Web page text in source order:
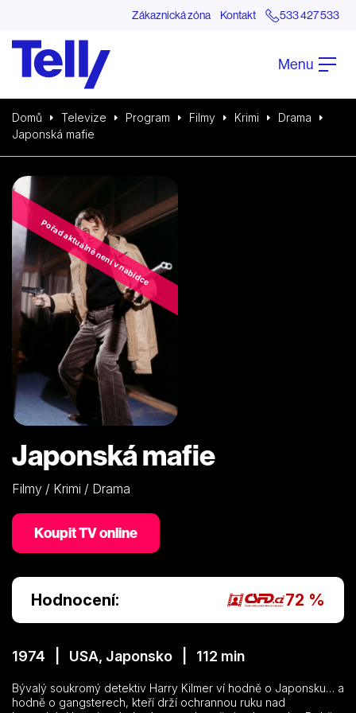
Zákaznická zóna Kontakt 533 427 533
Menu
Domů Televize Program Filmy Krimi
Drama
Japonská mafie
Pořad aktuálně není v nabídce
Japonská mafie
Filmy / Krimi / Drama
Koupit TV online
Hodnocení: 72 %
1974 | USA, Japonsko | 112 min
Bývalý soukromý detektiv Harry Kilmer ví hodně o Japonsku… a
hodně o gangsterech, kteří drží ochrannou ruku nad